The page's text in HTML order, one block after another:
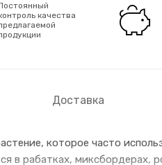
качества
Доставка
которое часто
в рабатках, миксбордерах,